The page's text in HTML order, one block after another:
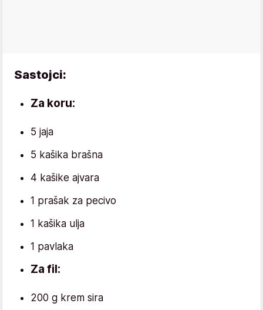
Sastojci:
Za koru:
5 jaja
5 kašika brašna
4 kašike ajvara
1 prašak za pecivo
1 kašika ulja
1 pavlaka
Za fil:
200 g krem sira